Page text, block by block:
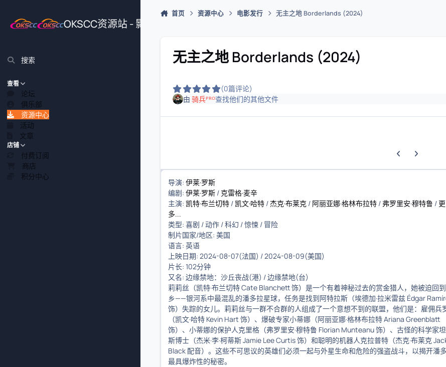
OKSCC资源站 - 影视、游戏、源码插件综合下载平台
搜索
查看
论坛
俱乐部
资源中心
活动
文章
店铺
付费订阅
商店
积分中心
首页 资源中心 电影发行 无主之地 Borderlands (2024)
无主之地 Borderlands (2024)
(0篇评论)
由 骑兵ᴾᴿᴼ查找他们的其他文件
上一张轮播幻灯片
下一张轮播
导演: 伊莱·罗斯
编剧: 伊莱·罗斯 / 克雷格·麦辛
主演: 凯特·布兰切特 / 凯文·哈特 / 杰克·布莱克 / 阿丽亚娜·格林布拉特 / 弗罗里安·穆特鲁 / 更
多...
类型: 喜剧 /动作 /科幻 /惊悚 / 冒险
制片国家/地区: 美国
语言: 英语
上映日期: 2024-08-07(法国) /2024-08-09(美国)
片长: 102分钟
又名: 边缘禁地：沙丘丧战(港) / 边缘禁地(台)
莉莉丝（凯特·布兰切特 Cate Blanchett 饰）是一个有着神秘过去的赏金猎人，她被迫回
乡——银河系中最混乱的潘多拉星球，任务是找到阿特拉斯（埃德加·拉米雷兹 Édgar
饰）失踪的女儿。莉莉丝与一群不合群的人组成了一个意想不到的联盟，他们是：雇佣兵
（凯文·哈特 Kevin Hart 饰）、爆破专家小蒂娜（阿丽亚娜·格林布拉特 Ariana Greenblatt
饰）、小蒂娜的保护人克里格（弗罗里安·穆特鲁 Florian Munteanu 饰）、古怪的科学家
斯博士（杰米·李·柯蒂斯 Jamie Lee Curtis 饰）和聪明的机器人克拉普特（杰克·布莱克
Black 配音）。这些不可思议的英雄们必须一起与外星生命和危险的强盗战斗，以揭开潘
最具爆炸性的秘密。